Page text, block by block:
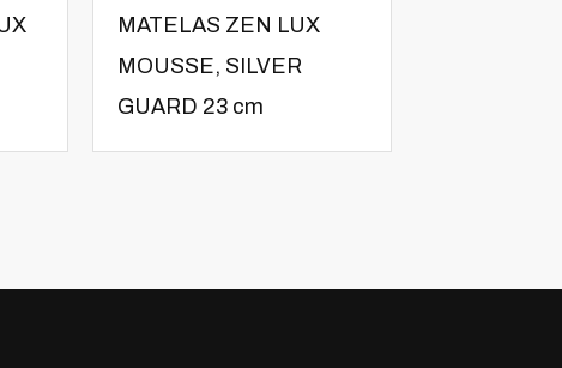
MATELAS ZEN LUX
MOUSSE, SILVER
GUARD 23 cm